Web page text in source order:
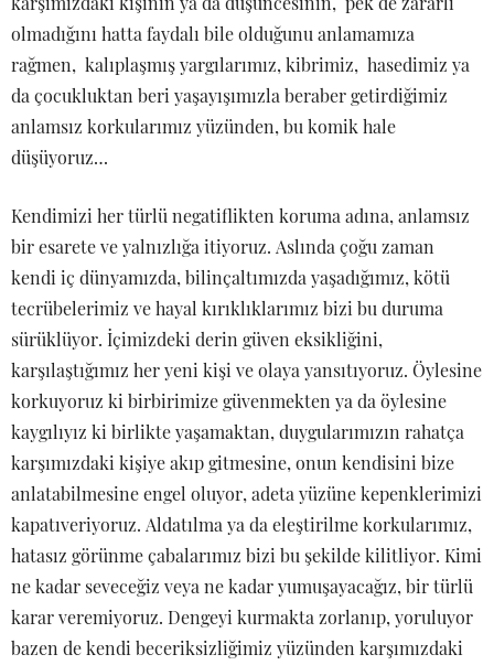
olmadığını hatta faydalı bile olduğunu anlamamıza
rağmen, kalıplaşmış yargılarımız, kibrimiz, hasedimiz ya
da çocukluktan beri yaşayışımızla beraber getirdiğimiz
anlamsız korkularımız yüzünden, bu komik hale
düşüyoruz…
Kendimizi her türlü negatiflikten koruma adına, anlamsız
bir esarete ve yalnızlığa itiyoruz. Aslında çoğu zaman
kendi iç dünyamızda, bilinçaltımızda yaşadığımız, kötü
tecrübelerimiz ve hayal kırıklıklarımız bizi bu duruma
sürüklüyor. İçimizdeki derin güven eksikliğini,
karşılaştığımız her yeni kişi ve olaya yansıtıyoruz. Öylesine
korkuyoruz ki birbirimize güvenmekten ya da öylesine
kaygılıyız ki birlikte yaşamaktan, duygularımızın rahatça
karşımızdaki kişiye akıp gitmesine, onun kendisini bize
anlatabilmesine engel oluyor, adeta yüzüne kepenklerimizi
kapatıveriyoruz. Aldatılma ya da eleştirilme korkularımız,
hatasız görünme çabalarımız bizi bu şekilde kilitliyor. Kimi
ne kadar seveceğiz veya ne kadar yumuşayacağız, bir türlü
karar veremiyoruz. Dengeyi kurmakta zorlanıp, yoruluyor
bazen de kendi beceriksizliğimiz yüzünden karşımızdaki